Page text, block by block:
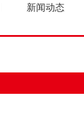
新闻动态